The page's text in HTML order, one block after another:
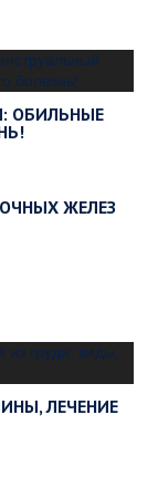
ОБИЛЬНЫЕ
ЖЕЛЕЗ
ЛЕЧЕНИЕ